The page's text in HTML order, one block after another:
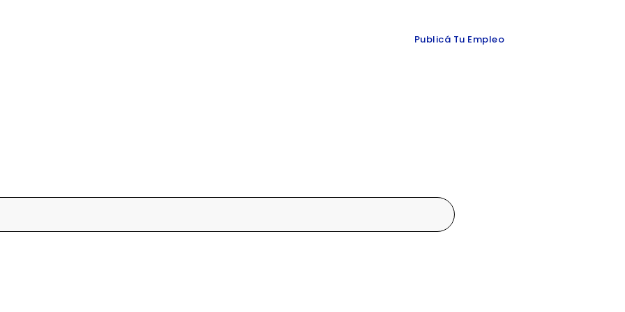
Publicá Tu Empleo